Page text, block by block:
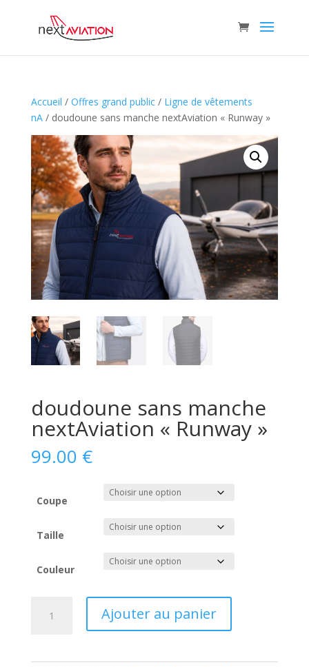
Accueil / Offres grand public/ Ligne de vêtements
nA/ doudoune sans manche nextAviation « Runway »
doudoune sans manche
nextAviation « Runway »
99.00 €
Coupe
Taille
Couleur
Ajouter au panier